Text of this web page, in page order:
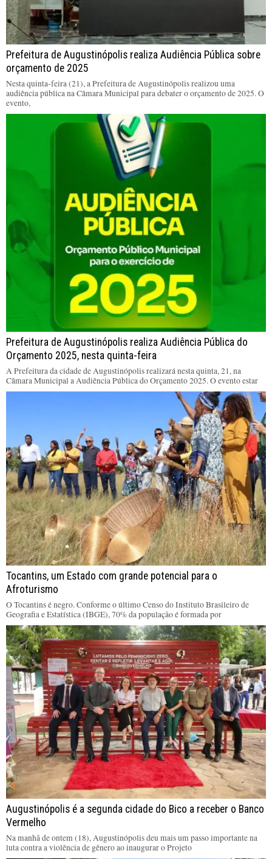
Prefeitura de Augustinópolis realiza Audiência Pública sobre
orçamento de 2025
Nesta quinta-feira (21), a Prefeitura de Augustinópolis realizou uma
audiência pública na Câmara Municipal para debater o orçamento de 2025. O
evento,
Prefeitura de Augustinópolis realiza Audiência Pública do
Orçamento 2025, nesta quinta-feira
A Prefeitura da cidade de Augustinópolis realizará nesta quinta, 21, na
Câmara Municipal a Audiência Pública do Orçamento 2025. O evento estar
Tocantins, um Estado com grande potencial para o
Afroturismo
O Tocantins é negro. Conforme o último Censo do Instituto Brasileiro de
Geografia e Estatística (IBGE), 70% da população é formada por
Augustinópolis é a segunda cidade do Bico a receber o Banco
Vermelho
Na manhã de ontem (18), Augustinópolis deu mais um passo importante na
luta contra a violência de gênero ao inaugurar o Projeto